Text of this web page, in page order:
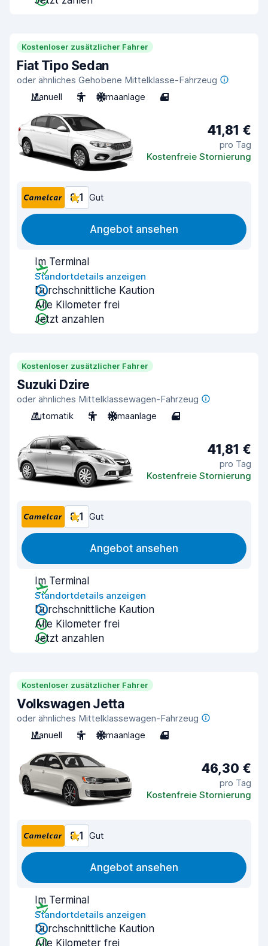
Kostenloser zusätzlicher Fahrer
Fiat Tipo Sedan
oder ähnliches Gehobene Mittelklasse-Fahrzeug
Manuell
5 Klimaanlage 4
41,81 €
pro Tag
Kostenfreie Stornierung
8,1 Gut
Angebot ansehen
Im Terminal
Standortdetails anzeigen
Durchschnittliche Kaution
Alle Kilometer frei
Jetzt anzahlen
Kostenloser zusätzlicher Fahrer
Suzuki Dzire
oder ähnliches Mittelklassewagen-Fahrzeug
Automatik
5 Klimaanlage 4
41,81 €
pro Tag
Kostenfreie Stornierung
8,1 Gut
Angebot ansehen
Im Terminal
Standortdetails anzeigen
Durchschnittliche Kaution
Alle Kilometer frei
Jetzt anzahlen
Kostenloser zusätzlicher Fahrer
Volkswagen Jetta
oder ähnliches Mittelklassewagen-Fahrzeug
Manuell
5 Klimaanlage 4
46,30 €
pro Tag
Kostenfreie Stornierung
8,1 Gut
Angebot ansehen
Im Terminal
Standortdetails anzeigen
Durchschnittliche Kaution
Alle Kilometer frei